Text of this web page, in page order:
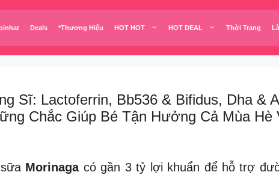
Deals *Thương Hiệu HOT HOT HOT DEAL Thời Trang
Sĩ: Lactoferrin, Bb536 & Bifidus, Dha &
Chắc Giúp Bé Tận Hưởng Cả Mùa Hè
Morinagacó gần 3 tỷ lợi khuẩn để hỗ trợ